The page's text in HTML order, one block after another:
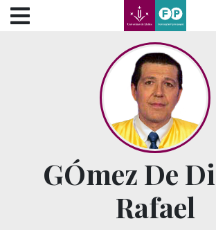
???label.access.jump.content???
???label.access.jump.header???
???label.access.jump.footer???
???label.access.jump.menu???
GÓmez De
Rafael